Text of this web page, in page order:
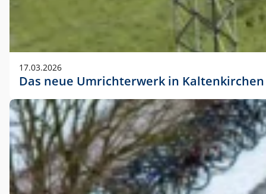
17.03.2026
Das neue Umrichterwerk in Kaltenkirchen